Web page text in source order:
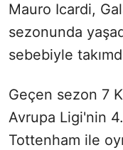
Mauro Icardi,
sezonunda
sebebiyle
Geçen sezon 7
Avrupa Ligi'nin
Tottenham ile